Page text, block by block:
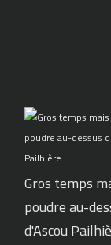
Gros temps
poudre au-
d'Ascou